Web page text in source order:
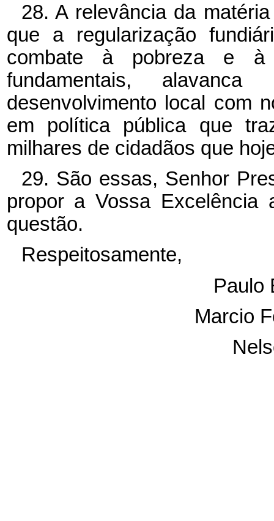
28. A relevância da
que a regularização
combate à pobreza e à
fundamentais,
desenvolvimento local com
em política pública que
milhares de cidadãos que
29. São essas, Senhor
propor a Vossa Excelência
questão.
Respeitosamente,
Paulo
Marcio